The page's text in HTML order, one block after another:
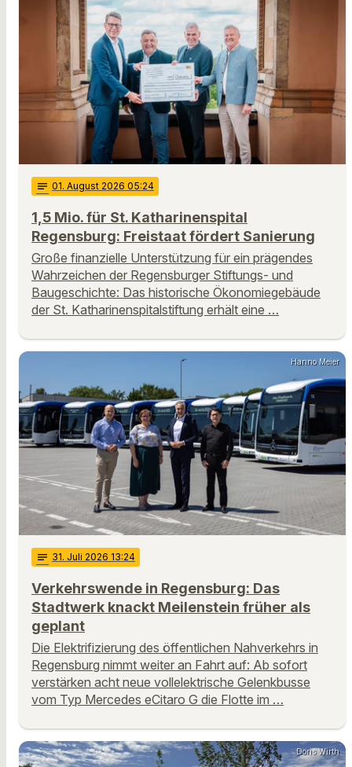
notes 01. August 2026 05:24
1,5 Mio. für St. Katharinenspital
Regensburg: Freistaat fördert Sanierung
Große finanzielle Unterstützung für ein prägendes
Wahrzeichen der Regensburger Stiftungs- und
Baugeschichte: Das historische Ökonomiegebäude
der St. Katharinenspitalstiftung erhält eine …
Hanno Meier
notes 31. Juli 2026 13:24
Verkehrswende in Regensburg: Das
Stadtwerk knackt Meilenstein früher als
geplant
Die Elektrifizierung des öffentlichen Nahverkehrs in
Regensburg nimmt weiter an Fahrt auf: Ab sofort
verstärken acht neue vollelektrische Gelenkbusse
vom Typ Mercedes eCitaro G die Flotte im …
Doris Wirth